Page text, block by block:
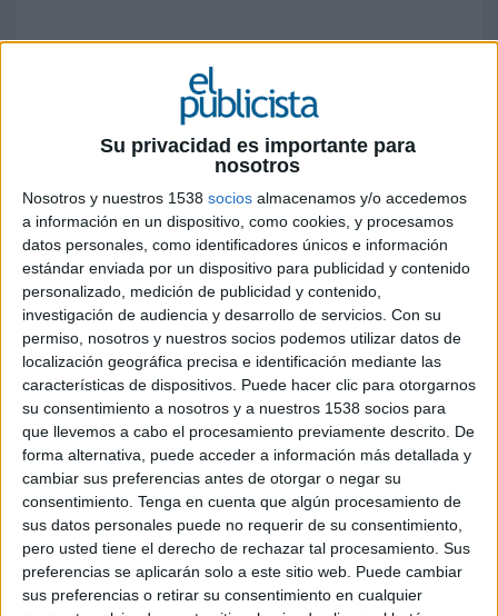
Su privacidad es importante para
nosotros
Nosotros y nuestros 1538 socios almacenamos y/o accedemos
a información en un dispositivo, como cookies, y procesamos
datos personales, como identificadores únicos e información
estándar enviada por un dispositivo para publicidad y contenido
personalizado, medición de publicidad y contenido,
investigación de audiencia y desarrollo de servicios. Con su
permiso, nosotros y nuestros socios podemos utilizar datos de
localización geográfica precisa e identificación mediante las
características de dispositivos. Puede hacer clic para otorgarnos
su consentimiento a nosotros y a nuestros 1538 socios para
que llevemos a cabo el procesamiento previamente descrito. De
forma alternativa, puede acceder a información más detallada y
cambiar sus preferencias antes de otorgar o negar su
consentimiento. Tenga en cuenta que algún procesamiento de
sus datos personales puede no requerir de su consentimiento,
pero usted tiene el derecho de rechazar tal procesamiento. Sus
preferencias se aplicarán solo a este sitio web. Puede cambiar
sus preferencias o retirar su consentimiento en cualquier
Anunciante: Artiach
Producto: Galletas
Sector: Alimentación
Contactos del anunciante: María Santaolalla,
Beth Pastor
Agencia: Saatchi & Saatchi
CCO: Óscar Martínez
Dirección creativa: Miriam Gutiérrez
Dirección de arte: Michel Morem
Redacción: Mikel San Juan, Santiago Arcusa
CEO: María Rosa Núñez